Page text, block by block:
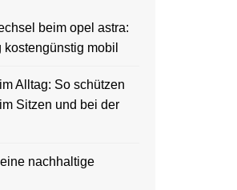
beim opel astra:
mobil
Alltag: So schützen
Sitzen und bei der
nachhaltige